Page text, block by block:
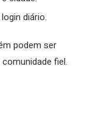
diário.
podem ser
fiel.